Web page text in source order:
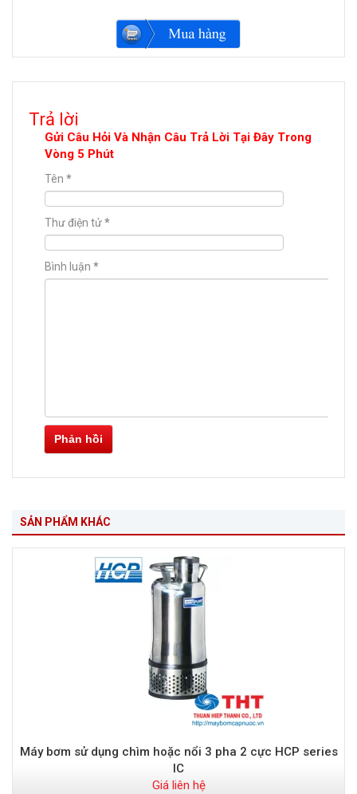
Trả lời
Gửi Câu Hỏi Và Nhận Câu Trả Lời Tại Đây Trong
Vòng 5 Phút
Tên *
Thư điện tử*
Bình luận *
Phản hồi
SẢN PHẨM KHÁC
Máy bơm sử dụng chìm hoặc nổi 3 pha 2 cực HCP series
IC
Giá liên hệ